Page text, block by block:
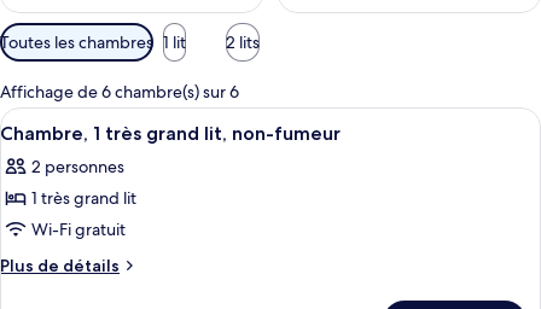
Filtres
disponibles
pour
les
chambres
Toutes les chambres 1 lit 2 lits
Affichage de 6 chambre(s) sur 6
Afficher
toutes
les
photos
pour
ce
Une chambre d’hôtel comprenant
2
Chambre, 1 très grand lit, non-fumeur
2 personnes
1 très grand lit
Wi-Fi gratuit
Plus de détails
Plus